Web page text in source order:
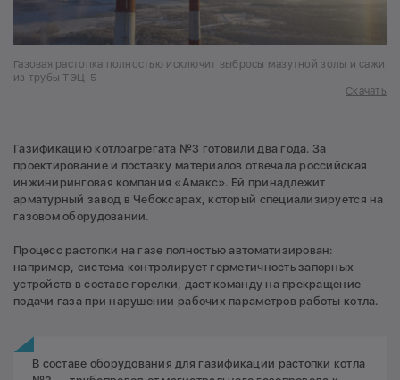
Газовая растопка полностью исключит выбросы мазутной золы и сажи
из трубы ТЭЦ-5
Скачать
Газификацию котлоагрегата №3 готовили два года. За
проектирование и поставку материалов отвечала российская
инжиниринговая компания «Амакс». Ей принадлежит
арматурный завод в Чебоксарах, который специализируется на
газовом оборудовании.
Процесс растопки на газе полностью автоматизирован:
например, система контролирует герметичность запорных
устройств в составе горелки, дает команду на прекращение
подачи газа при нарушении рабочих параметров работы котла.
В составе оборудования для газификации растопки котла